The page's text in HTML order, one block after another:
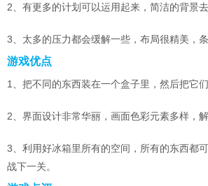
2、有更多的计划可以运用起来，简洁的背景
3、太多的压力都会缓解一些，布局很精美，条
游戏优点
1、把不同的东西装在一个盒子里，然后把它
2、界面设计非常华丽，画面色彩元素多样，
3、利用好冰箱里所有的空间，所有的东西都
战下一关。